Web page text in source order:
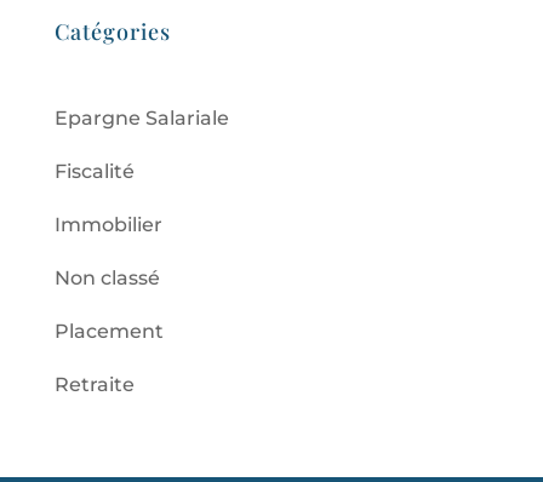
Catégories
Epargne Salariale
Fiscalité
Immobilier
Non classé
Placement
Retraite